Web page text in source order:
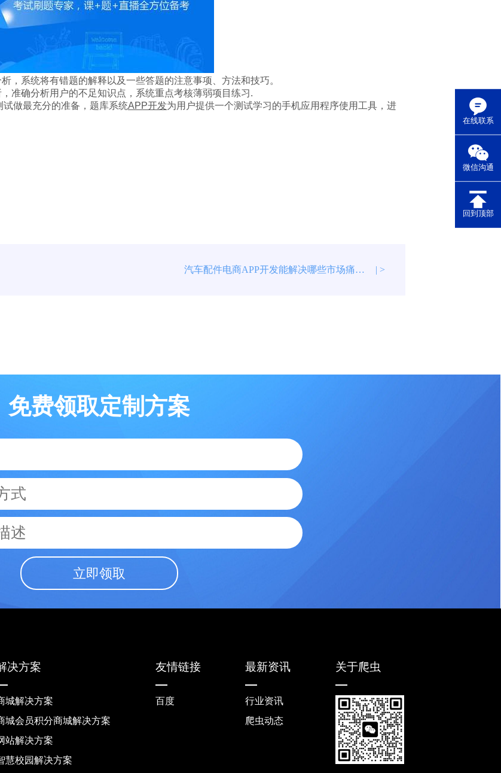
在线联系
微信沟通
回到顶部
，系统将有错题的解释以及一些答题的注意事项、方法和技巧。
准确分析用户的不足知识点，系统重点考核薄弱项目练习.
做最充分的准备，题库系统APP开发为用户提供一个测试学习的手机应用程序使用工具，进
汽车配件电商APP开发能解决哪些市场痛点？ | >
免费领取定制方案
立即领取
决方案
城解决方案
城会员积分商城解决方案
站解决方案
慧校园解决方案
友情链接
百度
最新资讯
行业资讯
爬虫动态
关于爬虫